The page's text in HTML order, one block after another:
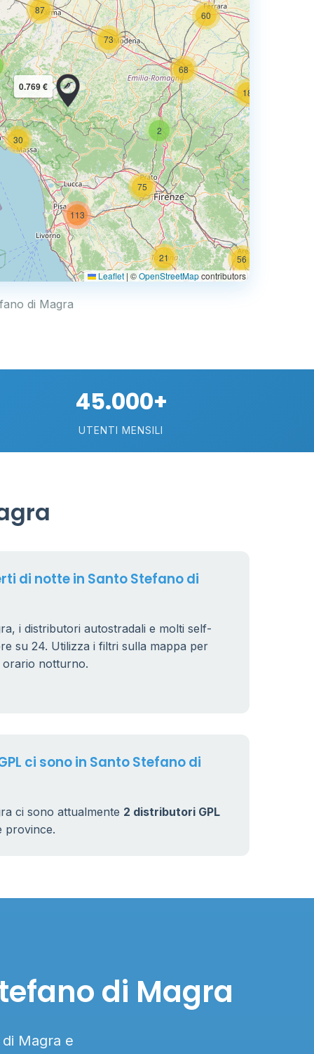
87
2
73
68
60
30
113
18
21
75
56
0.769 €
Leaflet | ©OpenStreetMapcontributors
di Magra
45.000+
UTENTI MENSILI
di notte in Santo Stefano di
i distributori autostradali e molti self-
su 24. Utilizza i filtri sulla mappa per
notturno.
ci sono in Santo Stefano di
ci sono attualmente 2 distributori GPL
province.
di Magra
Magra e